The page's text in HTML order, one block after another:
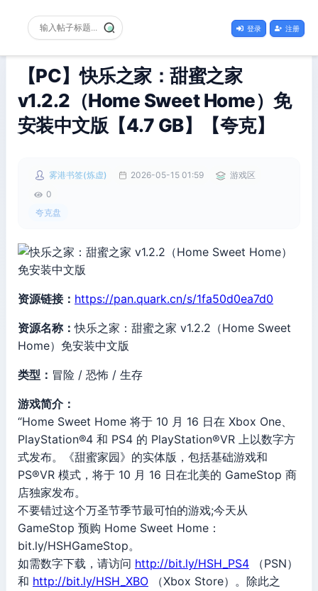
登录 注册
【PC】快乐之家：甜蜜之家
v1.2.2（Home Sweet Home）免
安装中文版【4.7 GB】【夸克】
雾港书签(炼虚) 2026-05-15 01:59
游戏区
0
夸克盘
资源链接： https://pan.quark.cn/s/1fa50d0ea7d0
资源名称：快乐之家：甜蜜之家 v1.2.2（Home Sweet
Home）免安装中文版
类型： 冒险 / 恐怖 / 生存
游戏简介：
“Home Sweet Home 将于 10 月 16 日在 Xbox One、
PlayStation®4 和 PS4 的 PlayStation®VR 上以数字方
式发布。《甜蜜家园》的实体版，包括基础游戏和
PS®VR 模式，将于 10 月 16 日在北美的 GameStop 商
店独家发布。
不要错过这个万圣节季节最可怕的游戏;今天从
GameStop 预购 Home Sweet Home：
bit.ly/HSHGameStop。
如需数字下载，请访问 http://bit.ly/HSH_PS4 （PSN）
和 http://bit.ly/HSH_XBO （Xbox Store）。除此之